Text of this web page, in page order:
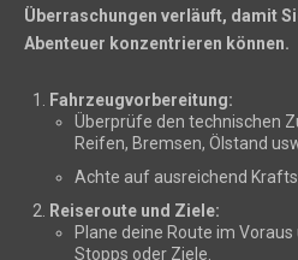
Überraschungen verläuft, damit
Abenteuer konzentrieren können.
Fahrzeugvorbereitung:
Überprüfe den technischen
Reifen, Bremsen, Ölstand
Achte auf ausreichend
Reiseroute und Ziele:
Plane deine Route im
Stopps oder Ziele.